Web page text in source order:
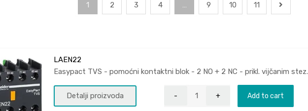
1 2 3 4 9 10 11
LAEN22
Easypact TVS - pomoćni kontaktni blok - 2 NO + 2 NC - prikl. vijčanim stez.
Detalji proizvoda Add to cart